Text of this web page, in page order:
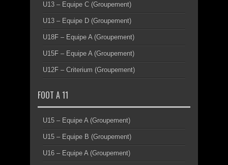
U13 – Equipe C (Groupement)
U13 – Equipe D (Groupement)
U18F – Equipe A (Groupement)
U15F – Equipe A (Groupement)
U12F – Criterium (Groupement)
FOOT A 11
U15 – Equipe A (Groupement)
U15 – Equipe B (Groupement)
U16 – Equipe A (Groupement)